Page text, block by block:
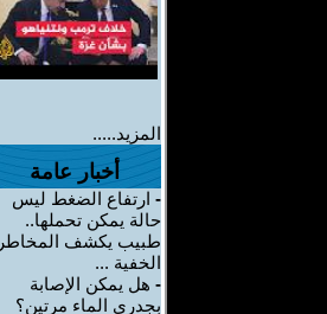
المزيد.....
أخبار عامة
- ارتفاع الضغط ليس
حالة يمكن تحملها..
طبيب يكشف المخاطر
الخفية ...
- هل يمكن الإصابة
بجدري الماء مرتين؟